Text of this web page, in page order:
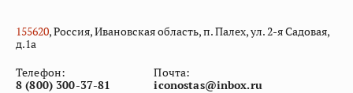
155620, Россия, Ивановская область, п. Палех, ул. 2-я Садовая,
д.1а
Телефон:
8 (800) 300-37-81
Почта:
iconostas@inbox.ru